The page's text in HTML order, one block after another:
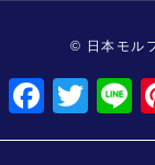
© 日本モル
F
e
T
t
L
e